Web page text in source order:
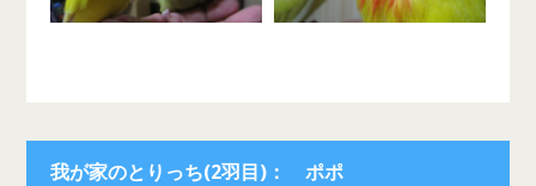
我が家のとりっち(2羽目)： ポポ